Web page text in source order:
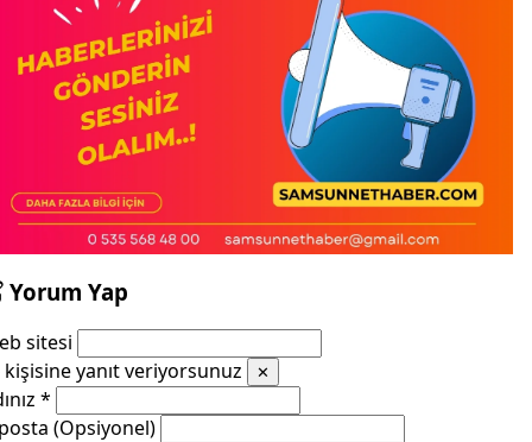
Yorum Yap
sitesi
kişisine yanıt veriyorsunuz
✕
*
(Opsiyonel)